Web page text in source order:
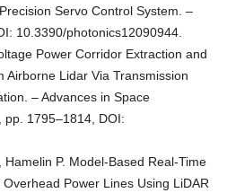
Servo Control System. –
10.3390/photonics12090944.
Power Corridor Extraction and
Airborne Lidar Via Transmission
– Advances in Space
pp. 1795–1814, DOI:
P. Model-Based Real-Time
Power Lines Using LiDAR